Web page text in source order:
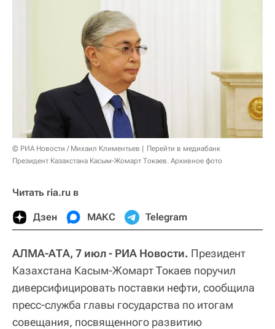
© РИА Новости / Михаил Климентьев
Перейти в медиабанк
Президент Казахстана Касым-Жомарт Токаев. Архивное фото
Читать ria.ru в
Дзен МАКС Telegram
АЛМА-АТА, 7 июл - РИА Новости. Президент
Казахстана Касым-Жомарт Токаев поручил
диверсифицировать поставки нефти, сообщила
пресс-служба главы государства по итогам
совещания, посвященного развитию